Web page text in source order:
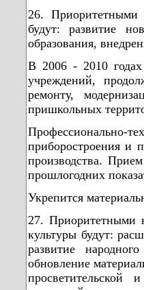
26. Приоритетными
будут: развитие
образования,
В 2006 - 2010 годах
учреждений,
ремонту,
пришкольных
Профессионально-
приборостроения и
производства.
прошлогодних
Укрепится
27. Приоритетными
культуры будут:
развитие
обновление
просветительской